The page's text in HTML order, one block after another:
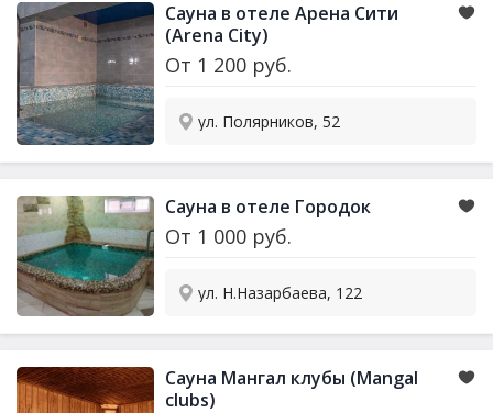
Сауна в отеле Арена Сити
(Arena City)
От 1 200 руб.
ул. Полярников, 52
Сауна в отеле Городок
От 1 000 руб.
ул. Н.Назарбаева, 122
Сауна Мангал клубы (Mangal
clubs)